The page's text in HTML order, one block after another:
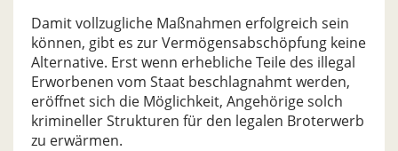
Damit vollzugliche Maßnahmen erfolgreich sein
können, gibt es zur Vermögensabschöpfung keine
Alternative. Erst wenn erhebliche Teile des illegal
Erworbenen vom Staat beschlagnahmt werden,
eröffnet sich die Möglichkeit, Angehörige solch
krimineller Strukturen für den legalen Broterwerb
zu erwärmen.